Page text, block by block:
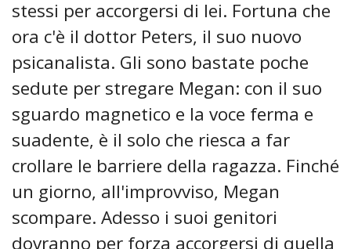
stessi per accorgersi di lei. Fortuna che
ora c'è il dottor Peters, il suo nuovo
psicanalista. Gli sono bastate poche
sedute per stregare Megan: con il suo
sguardo magnetico e la voce ferma e
suadente, è il solo che riesca a far
crollare le barriere della ragazza. Finché
un giorno, all'improvviso, Megan
scompare. Adesso i suoi genitori
dovranno per forza accorgersi di quella